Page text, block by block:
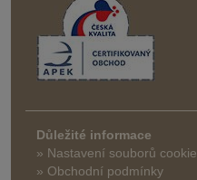
Důležité informace
» Nastavení souborů cookie
» Obchodní podmínky